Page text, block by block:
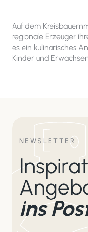
Auf dem
regionale Erzeuger
es ein kulinarisches
Kinder und
NEWSLETTER
ins